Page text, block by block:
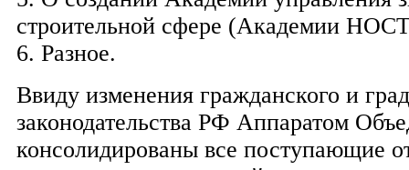
строительной сфере (Академии
6. Разное.
Ввиду изменения гражданского и
законодательства РФ Аппаратом
консолидированы все поступающие